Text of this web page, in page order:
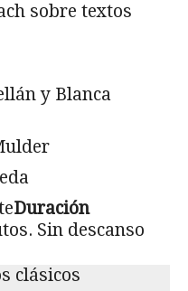
sobre textos
y Blanca
Duración
Sin descanso
clásicos